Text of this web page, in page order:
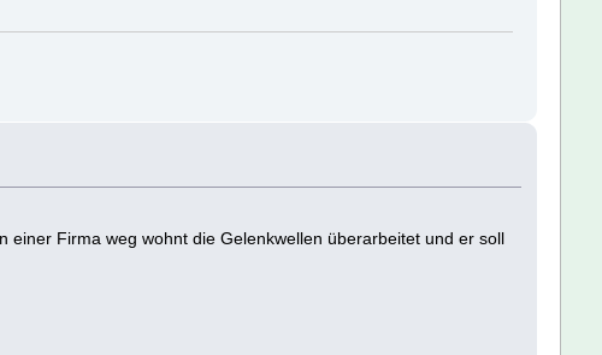
Firma weg wohnt die Gelenkwellen überarbeitet und er soll